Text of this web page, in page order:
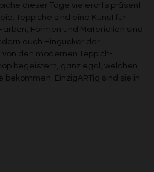
dieser Tage vielerorts präsent.
Teppiche sind eine Kunst für
Formen und Materialien sind
auch Hingucker der
den modernen Teppich-
begeistern, ganz egal, welchen
bekommen. EinzigARTig sind sie in
zur Auswahl personalisierter
zur Personalisierung von Inhalten
zur Auswahl personalisierter
von Inhalten